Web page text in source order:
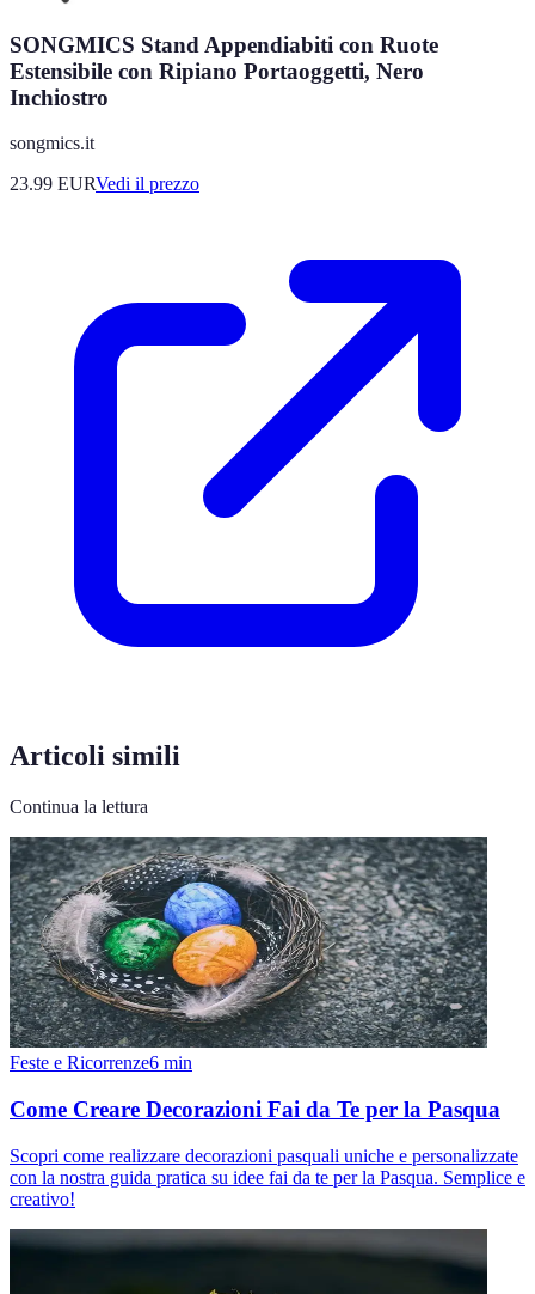
SONGMICS Stand Appendiabiti con Ruote
Estensibile con Ripiano Portaoggetti, Nero
Inchiostro
songmics.it
23.99 EURVedi il prezzo
Articoli simili
Continua la lettura
Feste e Ricorrenze6 min
Come Creare Decorazioni Fai da Te per la Pasqua
Scopri come realizzare decorazioni pasquali uniche e personalizzate
con la nostra guida pratica su idee fai da te per la Pasqua. Semplice e
creativo!